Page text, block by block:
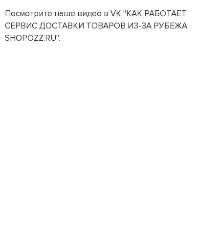
Посмотрите наше видео в VK "КАК РАБОТАЕТ
СЕРВИС ДОСТАВКИ ТОВАРОВ ИЗ-ЗА РУБЕЖА
SHOPOZZ.RU".